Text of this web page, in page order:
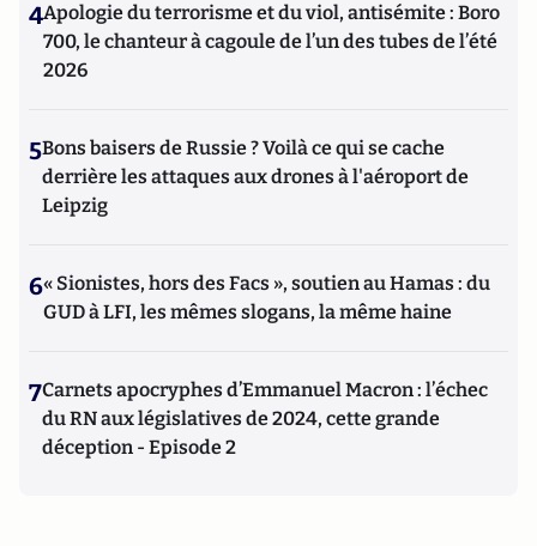
4Apologie du terrorisme et du viol, antisémite : Boro
700, le chanteur à cagoule de l’un des tubes de l’été
2026
5Bons baisers de Russie ? Voilà ce qui se cache
derrière les attaques aux drones à l'aéroport de
Leipzig
6« Sionistes, hors des Facs », soutien au Hamas : du
GUD à LFI, les mêmes slogans, la même haine
7Carnets apocryphes d’Emmanuel Macron : l’échec
du RN aux législatives de 2024, cette grande
déception - Episode 2